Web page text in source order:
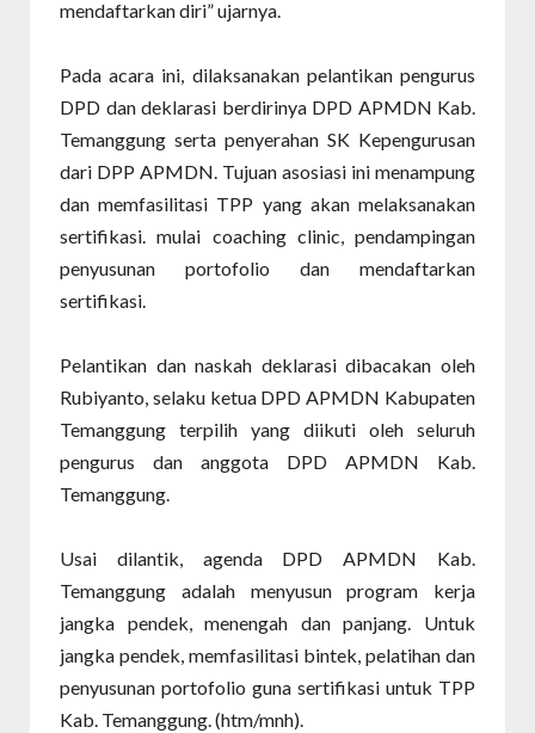
mendaftarkan diri” ujarnya.
Pada acara ini, dilaksanakan pelantikan pengurus
DPD dan deklarasi berdirinya DPD APMDN Kab.
Temanggung serta penyerahan SK Kepengurusan
dari DPP APMDN. Tujuan asosiasi ini menampung
dan memfasilitasi TPP yang akan melaksanakan
sertifikasi. mulai coaching clinic, pendampingan
penyusunan portofolio dan mendaftarkan
sertifikasi.
Pelantikan dan naskah deklarasi dibacakan oleh
Rubiyanto, selaku ketua DPD APMDN Kabupaten
Temanggung terpilih yang diikuti oleh seluruh
pengurus dan anggota DPD APMDN Kab.
Temanggung.
Usai dilantik, agenda DPD APMDN Kab.
Temanggung adalah menyusun program kerja
jangka pendek, menengah dan panjang. Untuk
jangka pendek, memfasilitasi bintek, pelatihan dan
penyusunan portofolio guna sertifikasi untuk TPP
Kab. Temanggung. (htm/mnh).